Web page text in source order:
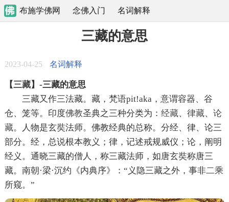
布施学佛网 念佛入门 名词解释
三藏的意思
2023-04-25 名词解释
【三藏】-三藏的意思
三藏又作三法藏。藏，梵语pit!aka，意谓容器、谷
仓、笼等。印度佛教圣典之三种分类为： 经藏、 律藏、 论
藏。人物是玄奘法师。佛教经典的总称。分经、律、论三
部分。经，总说根本教义；律，记述戒规威仪；论，阐明
经义。通晓三藏的僧人，称三藏法师，如唐玄奘称唐三
藏。南朝·梁·沉约《内典序》：“义隐三藏之外，事非二乘
所窥。”